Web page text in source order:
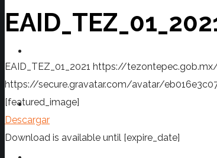
Prensa
EAID_TEZ_01_2021 https://
https://secure.gravatar.com/avatar/
[featured_image]
Descargar
Download is available until [expire_date]